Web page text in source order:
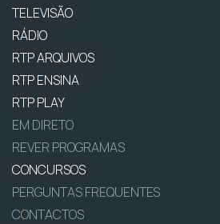
TELEVISÃO
RÁDIO
RTP ARQUIVOS
RTP ENSINA
RTP PLAY
EM DIRETO
REVER PROGRAMAS
CONCURSOS
PERGUNTAS FREQUENTES
CONTACTOS